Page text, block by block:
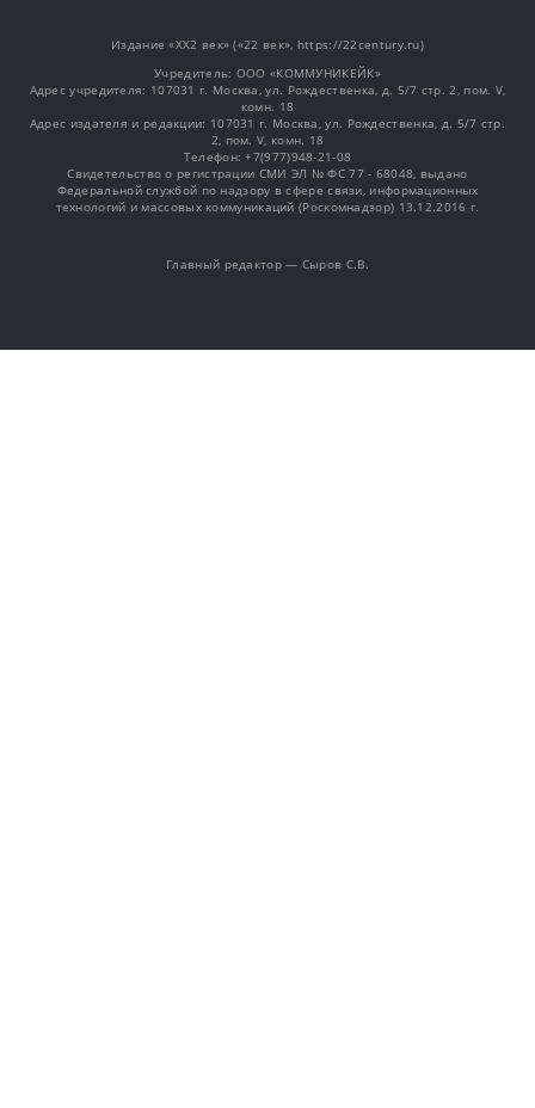
Издание «XX2 век» («22 век», https://22century.ru)
Учредитель: OOO «КОММУНИКЕЙК»
Адрес учредителя: 107031 г. Москва, ул. Рождественка, д. 5/7 стр. 2, пом. V,
комн. 18
Адрес издателя и редакции: 107031 г. Москва, ул. Рождественка, д. 5/7 стр.
2, пом. V, комн. 18
Телефон: +7(977)948-21-08
Свидетельство о регистрации СМИ ЭЛ № ФС 77 - 68048, выдано
Федеральной службой по надзору в сфере связи, информационных
технологий и массовых коммуникаций (Роскомнадзор) 13.12.2016 г.
Главный редактор — Сыров С.В.